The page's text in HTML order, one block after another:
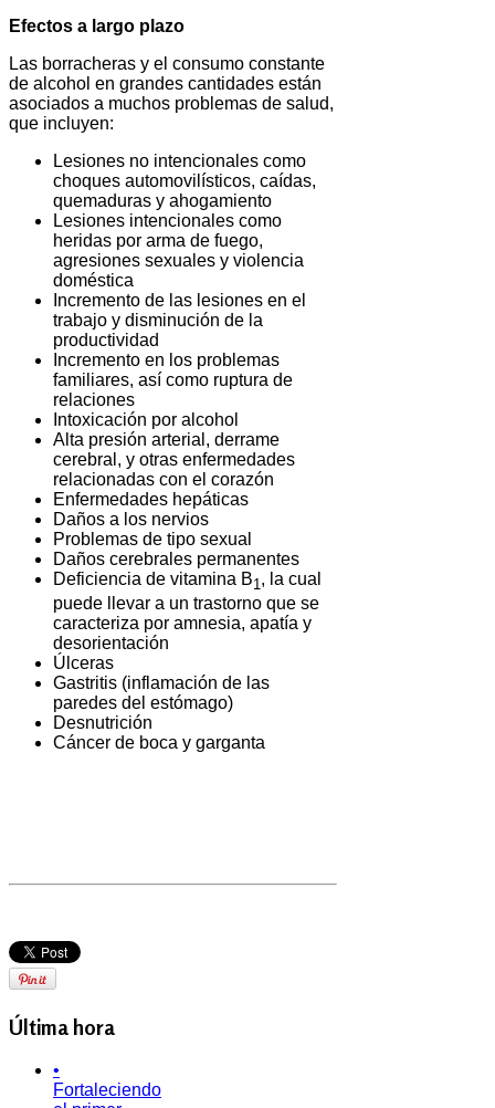
Efectos a largo plazo
Las borracheras y el consumo constante
de alcohol en grandes cantidades están
asociados a muchos problemas de salud,
que incluyen:
Lesiones no intencionales como
choques automovilísticos, caídas,
quemaduras y ahogamiento
Lesiones intencionales como
heridas por arma de fuego,
agresiones sexuales y violencia
doméstica
Incremento de las lesiones en el
trabajo y disminución de la
productividad
Incremento en los problemas
familiares, así como ruptura de
relaciones
Intoxicación por alcohol
Alta presión arterial, derrame
cerebral, y otras enfermedades
relacionadas con el corazón
Enfermedades hepáticas
Daños a los nervios
Problemas de tipo sexual
Daños cerebrales permanentes
Deficiencia de vitamina B1, la cual
puede llevar a un trastorno que se
caracteriza por amnesia, apatía y
desorientación
Úlceras
Gastritis (inflamación de las
paredes del estómago)
Desnutrición
Cáncer de boca y garganta
Última hora
•
Fortaleciendo